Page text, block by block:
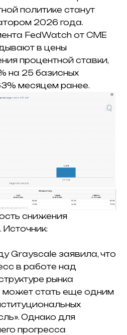
политике станут
2026 года.
FedWatch от CME
в цены
процентной ставки,
на 25 базисных
месяцем ранее.
снижения
Источник:
Grayscale заявила, что
в работе над
рынка
стать еще одним
Однако для
прогресса